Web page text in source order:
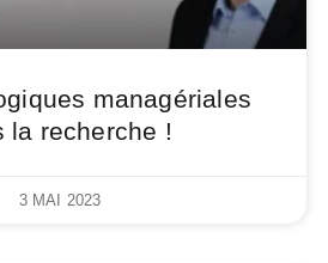
managériales
la recherche !
3 MAI 2023